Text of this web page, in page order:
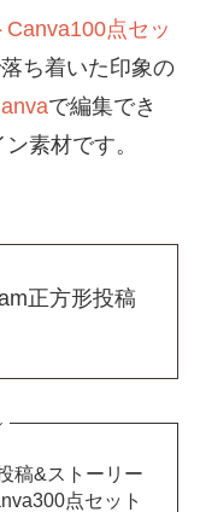
点セッ
ち着いた印象の
で編集でき
素材です。
正方形投稿
稿&ストーリー
点セット